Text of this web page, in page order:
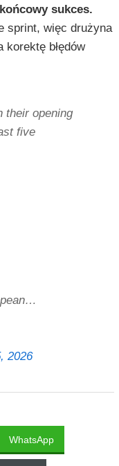
sukces.
sprint, więc drużyna
korektę błędów
their opening
five
2026
WhatsApp